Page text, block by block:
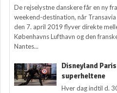
De rejselystne danskere får en ny
weekend-destination, når Transavia
den 7. april 2019 flyver direkte
Københavns Lufthavn og den
Nantes...
Disneyland
superheltene
Hver dag indtil d.